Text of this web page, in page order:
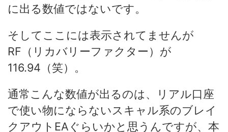
に出る数値ではないです。
そしてここには表示されてませんが
RF（リカバリーファクター）が
116.94（笑）。
通常こんな数値が出るのは、リアル口座
で使い物にならないスキャル系のブレイ
クアウトEAぐらいかと思うんですが、本